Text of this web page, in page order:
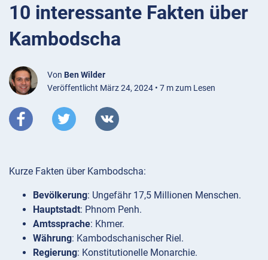
10 interessante Fakten über
Kambodscha
Von Ben Wilder
Veröffentlicht März 24, 2024 • 7 m zum Lesen
Kurze Fakten über Kambodscha:
Bevölkerung: Ungefähr 17,5 Millionen Menschen.
Hauptstadt: Phnom Penh.
Amtssprache: Khmer.
Währung: Kambodschanischer Riel.
Regierung: Konstitutionelle Monarchie.